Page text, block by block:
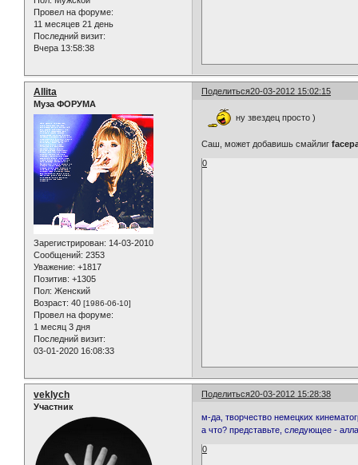
Провел на форуме:
11 месяцев 21 день
Последний визит:
Вчера 13:58:38
Поделиться20-03-2012 15:02:15
Allita
Муза ФОРУМА
Зарегистрирован: 14-03-2010
Сообщений: 2353
Уважение: +1817
Позитив: +1305
Пол: Женский
Возраст: 40 [1986-06-10]
Провел на форуме:
1 месяц 3 дня
Последний визит:
03-01-2020 16:08:33
ну звездец просто )
Саш, может добавишь смайлиг
0
Поделиться20-03-2012 15:28:38
veklych
Участник
м-да, творчество немецких
а что? представьте, следующее - алла
0